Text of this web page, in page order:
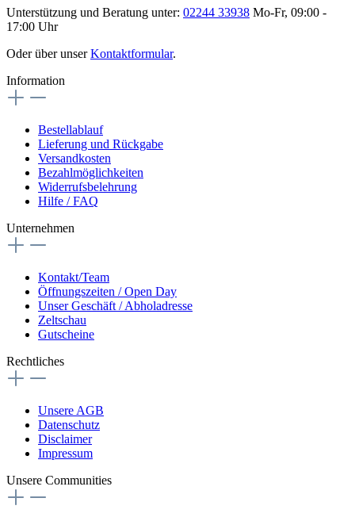
Unterstützung und Beratung unter: 02244 33938 Mo-Fr, 09:00 -
17:00 Uhr
Oder über unserKontaktformular.
Information
Bestellablauf
Lieferung und Rückgabe
Versandkosten
Bezahlmöglichkeiten
Widerrufsbelehrung
Hilfe / FAQ
Unternehmen
Kontakt/Team
Öffnungszeiten / Open Day
Unser Geschäft / Abholadresse
Zeltschau
Gutscheine
Rechtliches
Unsere AGB
Datenschutz
Disclaimer
Impressum
Unsere Communities